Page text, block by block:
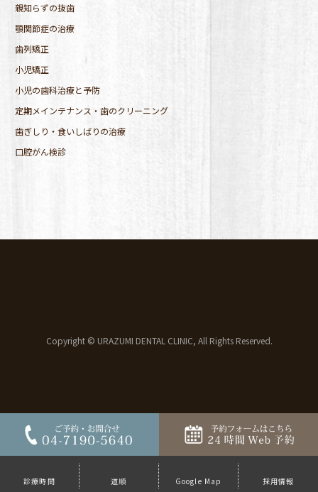
親知らずの抜歯
顎関節症の治療
歯列矯正
小児矯正
小児の歯科治療と予防
定期メインテナンス・歯のクリーニング
歯ぎしり・食いしばりの治療
口腔がん検診
Copyright © URAZUMI DENTAL CLINIC, All Rights Reserved.
診療時間 道順 Google Map 採用情報